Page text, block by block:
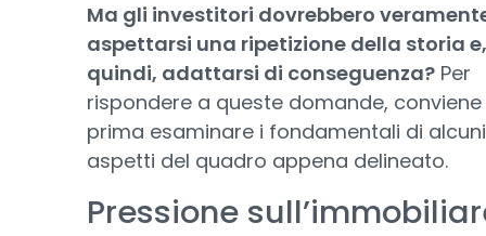
Ma gli investitori dovrebbero
aspettarsi una ripetizione della storia e,
quindi, adattarsi di conseguenza? Per
rispondere a queste domande, conviene
prima esaminare i fondamentali di alcuni
aspetti del quadro appena delineato.
Pressione